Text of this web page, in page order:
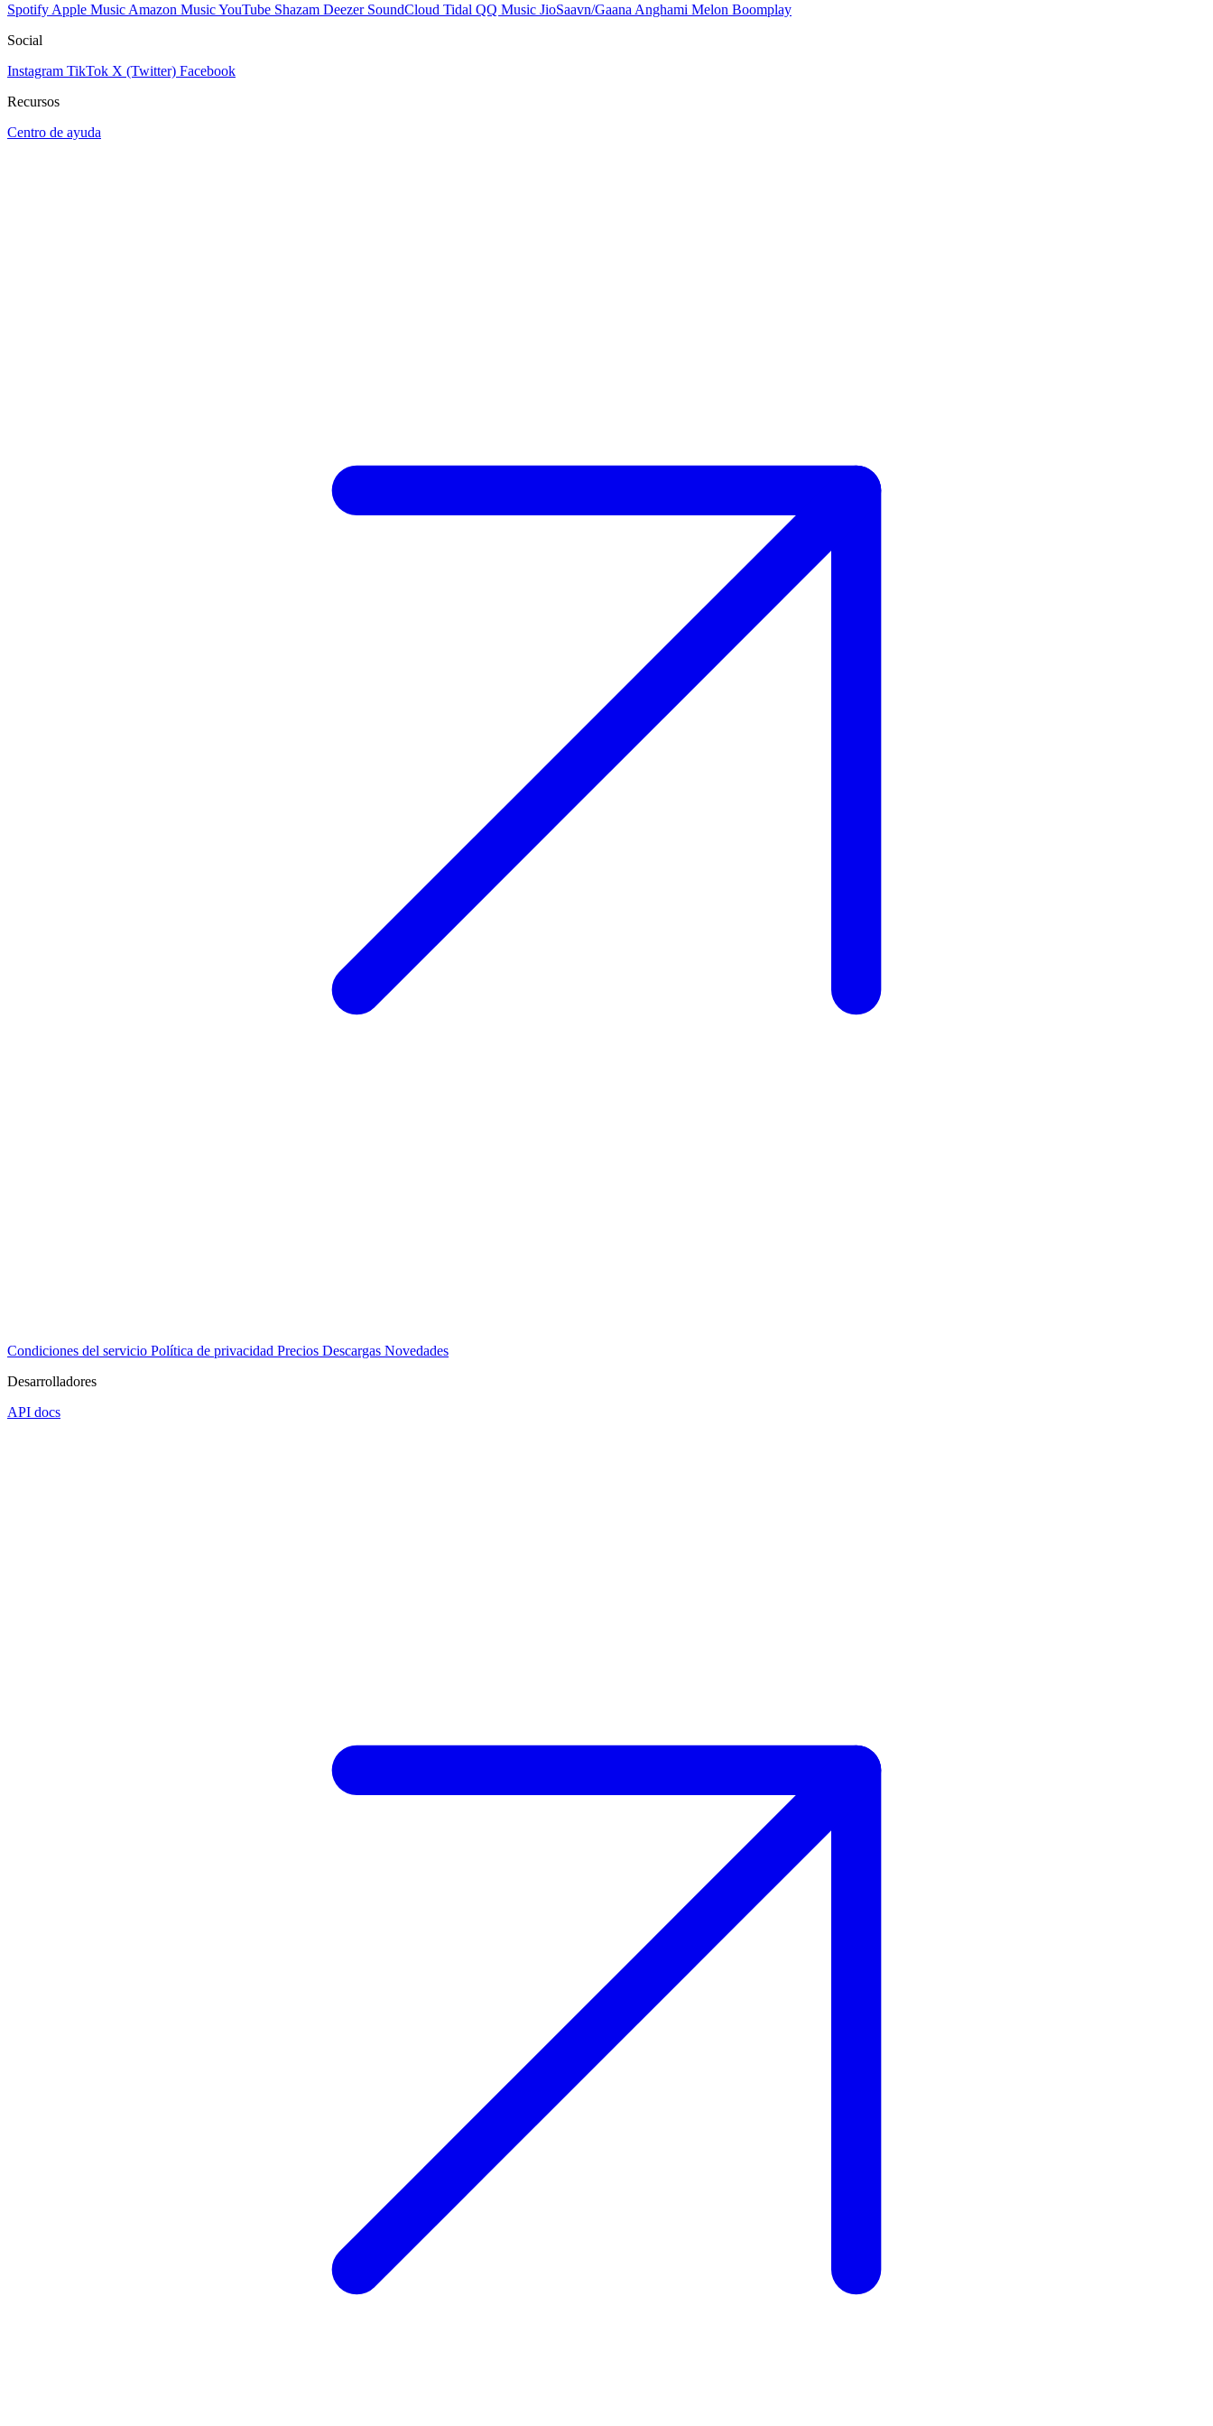
Spotify Apple Music Amazon MusicYouTube Shazam Deezer SoundCloud Tidal QQ Music JioSaavn/Gaana Anghami Melon Boomplay
Social
Instagram TikTok X (Twitter) Facebook
Recursos
Centro de ayuda
Condiciones del servicio Política de privacidad Precios Descargas Novedades
Desarrolladores
API docs